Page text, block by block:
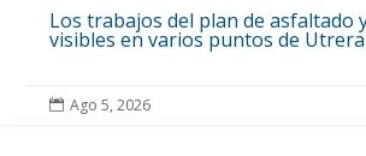
Los trabajos del plan de asfaltado
visibles en varios puntos de Utrera
 Ago 5, 2026